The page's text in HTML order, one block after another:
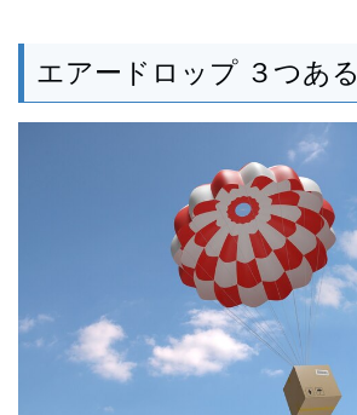
エアードロップ ３つある